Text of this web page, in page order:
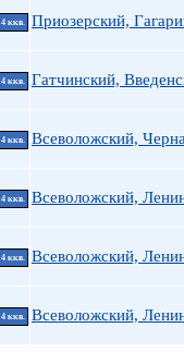
4 ккв. Приозерский,
4 ккв. Гатчинский,
4 ккв. Всеволожский,
4 ккв. Всеволожский,
4 ккв. Всеволожский,
4 ккв. Всеволожский,